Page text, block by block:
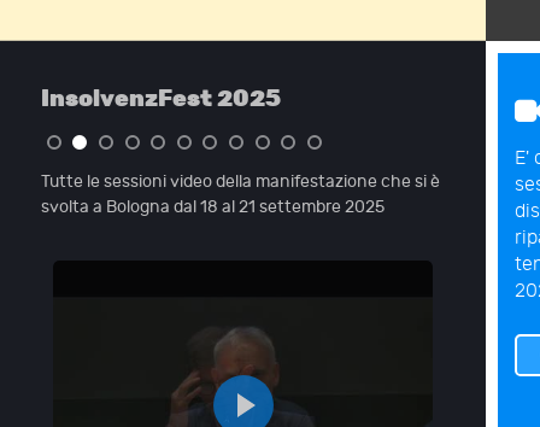
InsolvenzFest 2025
Tutte le sessioni video della manifestazione che si è
svolta a Bologna dal 18 al 21 settembre 2025
E'